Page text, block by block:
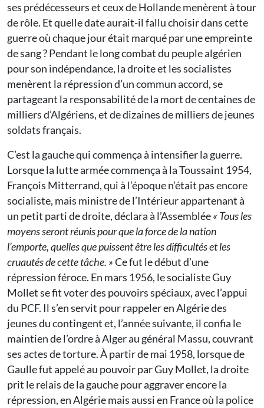
ses prédécesseurs et ceux de Hollande menèrent à tour
de rôle. Et quelle date aurait-il fallu choisir dans cette
guerre où chaque jour était marqué par une empreinte
de sang ? Pendant le long combat du peuple algérien
pour son indépendance, la droite et les socialistes
menèrent la répression d’un commun accord, se
partageant la responsabilité de la mort de centaines de
milliers d’Algériens, et de dizaines de milliers de jeunes
soldats français.
C’est la gauche qui commença à intensifier la guerre.
Lorsque la lutte armée commença à la Toussaint 1954,
François Mitterrand, qui à l’époque n’était pas encore
socialiste, mais ministre de l’Intérieur appartenant à
un petit parti de droite, déclara à l’Assemblée« Tous les
moyens seront réunis pour que la force de la nation
l’emporte, quelles que puissent être les difficultés et les
cruautés de cette tâche. »Ce fut le début d’une
répression féroce. En mars 1956, le socialiste Guy
Mollet se fit voter des pouvoirs spéciaux, avec l’appui
du PCF. Il s’en servit pour rappeler en Algérie des
jeunes du contingent et, l’année suivante, il confia le
maintien de l’ordre à Alger au général Massu, couvrant
ses actes de torture. À partir de mai 1958, lorsque de
Gaulle fut appelé au pouvoir par Guy Mollet, la droite
prit le relais de la gauche pour aggraver encore la
répression, en Algérie mais aussi en France où la police